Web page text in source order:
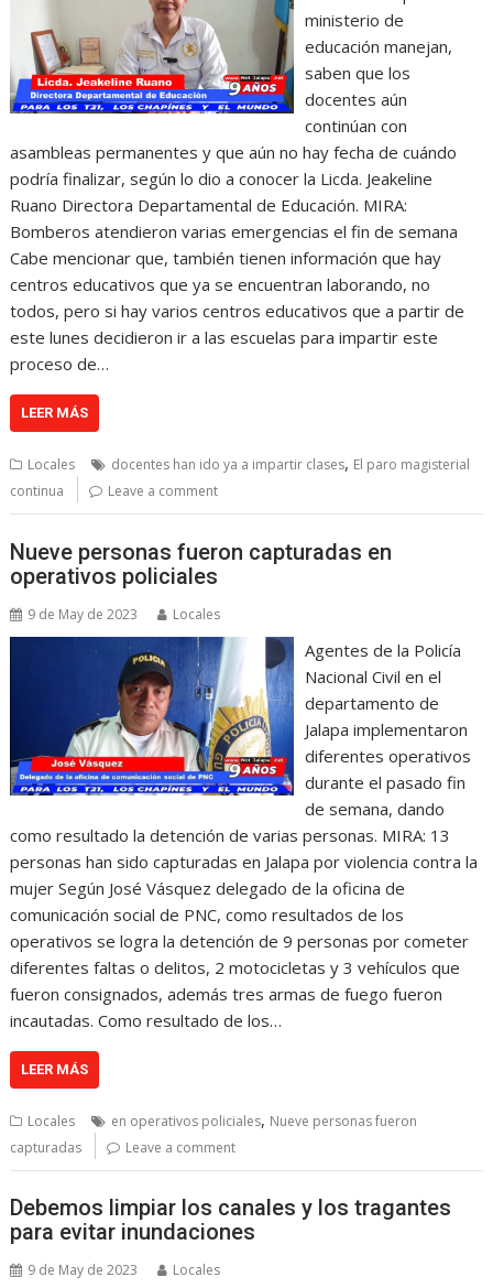
ministerio de
educación manejan,
saben que los
docentes aún
continúan con
asambleas permanentes y que aún no hay fecha de cuándo
podría finalizar, según lo dio a conocer la Licda. Jeakeline
Ruano Directora Departamental de Educación. MIRA:
Bomberos atendieron varias emergencias el fin de semana
Cabe mencionar que, también tienen información que hay
centros educativos que ya se encuentran laborando, no
todos, pero si hay varios centros educativos que a partir de
este lunes decidieron ir a las escuelas para impartir este
proceso de…
LEER MÁS
Locales docentes han ido ya a impartir clases, El paro magisterial
continua
Leave a comment
Nueve personas fueron capturadas en
operativos policiales
9 de May de 2023 Locales
Agentes de la Policía
Nacional Civil en el
departamento de
Jalapa implementaron
diferentes operativos
durante el pasado fin
de semana, dando
como resultado la detención de varias personas. MIRA: 13
personas han sido capturadas en Jalapa por violencia contra la
mujer Según José Vásquez delegado de la oficina de
comunicación social de PNC, como resultados de los
operativos se logra la detención de 9 personas por cometer
diferentes faltas o delitos, 2 motocicletas y 3 vehículos que
fueron consignados, además tres armas de fuego fueron
incautadas. Como resultado de los…
LEER MÁS
Locales en operativos policiales, Nueve personas fueron
capturadas
Leave a comment
Debemos limpiar los canales y los tragantes
para evitar inundaciones
9 de May de 2023 Locales